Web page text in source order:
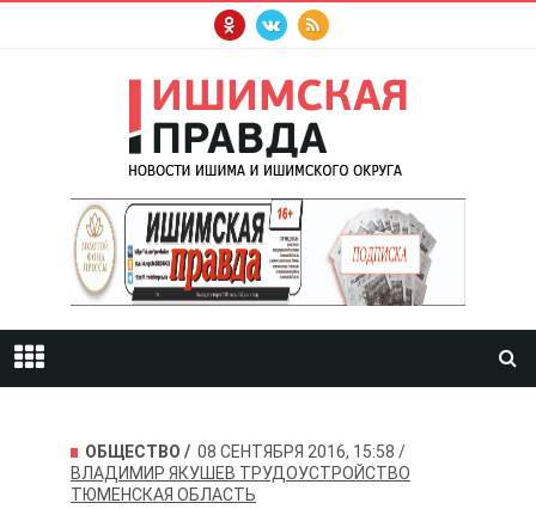
ОБЩЕСТВО
08 СЕНТЯБРЯ 2016, 15:58
ВЛАДИМИР ЯКУШЕВ ТРУДОУСТРОЙСТВО
ТЮМЕНСКАЯ ОБЛАСТЬ